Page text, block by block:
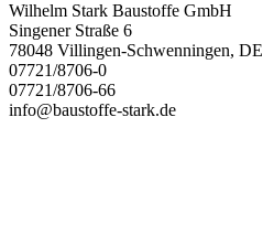
Wilhelm Stark Baustoffe GmbH
Singener Straße 6
78048 Villingen-Schwenningen, DE
07721/8706-0
07721/8706-66
info@baustoffe-stark.de